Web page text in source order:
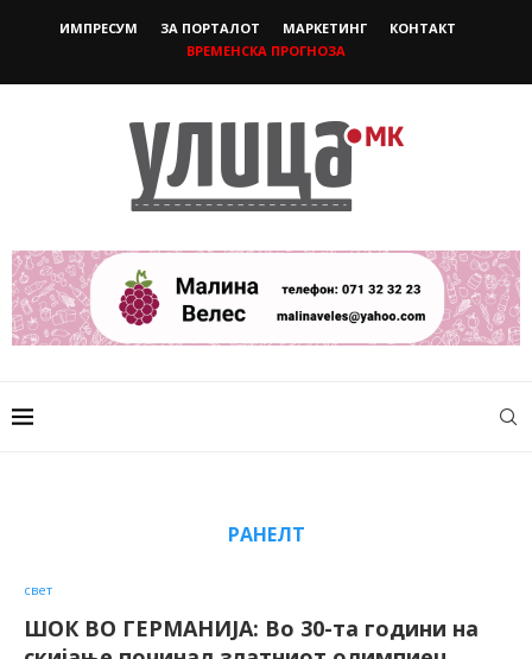
ИМПРЕСУМ ЗА ПОРТАЛОТ МАРКЕТИНГ
КОНТАКТ
ВРЕМЕНСКА ПРОГНОЗА
РАНЕЛТ
свет
ШОК ВО ГЕРМАНИЈА: Во 30-та години на